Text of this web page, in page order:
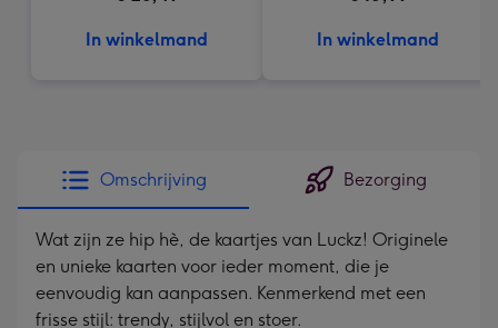
In winkelmand In winkelmand
Omschrijving Bezorging
Wat zijn ze hip hè, de kaartjes van Luckz! Originele
en unieke kaarten voor ieder moment, die je
eenvoudig kan aanpassen. Kenmerkend met een
frisse stijl: trendy, stijlvol en stoer.